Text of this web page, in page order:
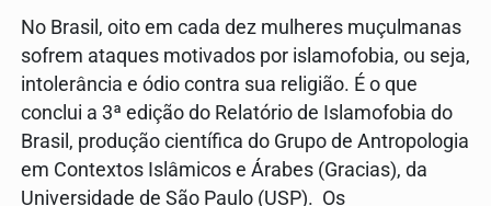
No Brasil, oito em cada dez mulheres muçulmanas
sofrem ataques motivados por islamofobia, ou seja,
intolerância e ódio contra sua religião. É o que
conclui a 3ª edição do Relatório de Islamofobia do
Brasil, produção científica do Grupo de Antropologia
em Contextos Islâmicos e Árabes (Gracias), da
Universidade de São Paulo (USP). Os